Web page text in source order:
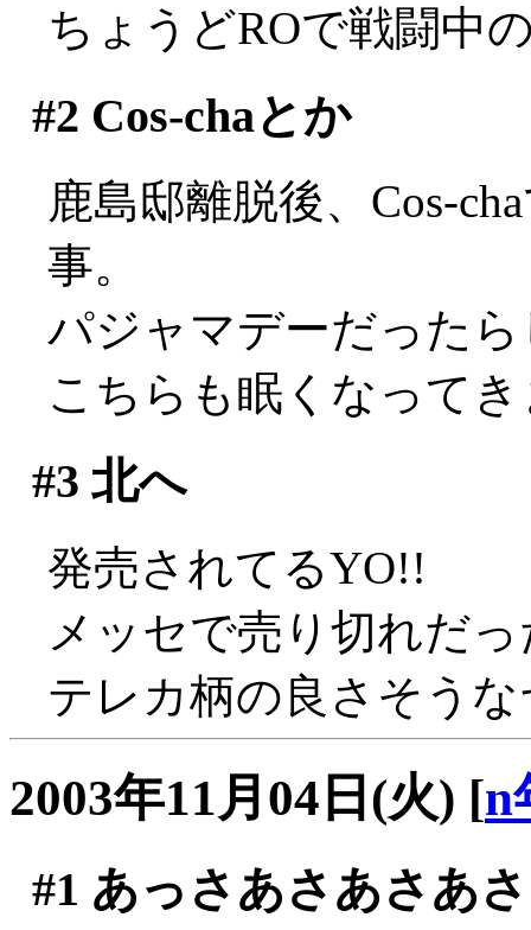
ちょうどROで戦闘中
#2 Cos-chaとか
鹿島邸離脱後、Cos-
事。
パジャマデーだった
こちらも眠くなって
#3 北へ
発売されてるYO!!
メッセで売り切れだ
テレカ柄の良さそう
2003年11月04日(火) [n
#1 あっさあさあさあ